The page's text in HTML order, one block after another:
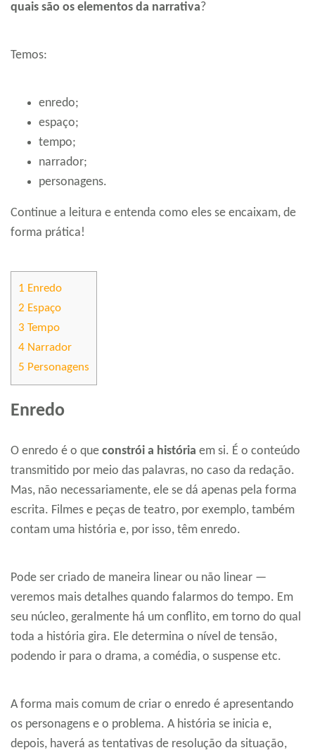
quais são os elementos da narrativa?
Temos:
enredo;
espaço;
tempo;
narrador;
personagens.
Continue a leitura e entenda como eles se encaixam, de
forma prática!
1 Enredo
2 Espaço
3 Tempo
4 Narrador
5 Personagens
Enredo
O enredo é o que constrói a história em si. É o conteúdo
transmitido por meio das palavras, no caso da redação.
Mas, não necessariamente, ele se dá apenas pela forma
escrita. Filmes e peças de teatro, por exemplo, também
contam uma história e, por isso, têm enredo.
Pode ser criado de maneira linear ou não linear —
veremos mais detalhes quando falarmos do tempo. Em
seu núcleo, geralmente há um conflito, em torno do qual
toda a história gira. Ele determina o nível de tensão,
podendo ir para o drama, a comédia, o suspense etc.
A forma mais comum de criar o enredo é apresentando
os personagens e o problema. A história se inicia e,
depois, haverá as tentativas de resolução da situação,